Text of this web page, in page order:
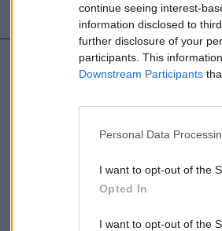
continue seeing interest-
information disclosed to
further disclosure of your
participants. This
Downstream Participants
Personal Data
I want to opt-out of the
Opted In
I want to opt-out of the